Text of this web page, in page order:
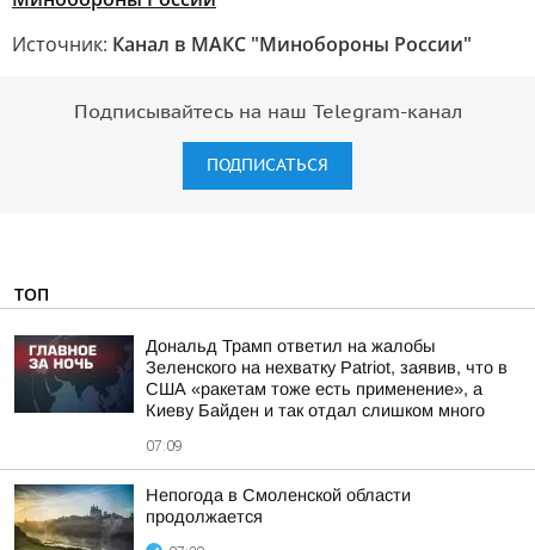
Источник: Канал в МАКС "Минобороны России"
Подписывайтесь на наш Telegram-канал
ПОДПИСАТЬСЯ
ТОП
Дональд Трамп ответил на жалобы
Зеленского на нехватку Patriot, заявив, что в
США «ракетам тоже есть применение», а
Киеву Байден и так отдал слишком много
07:09
Непогода в Смоленской области
продолжается